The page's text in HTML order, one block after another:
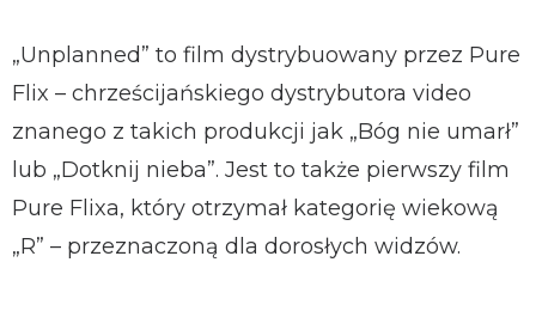
„Unplanned” to film dystrybuowany przez Pure
Flix – chrześcijańskiego dystrybutora video
znanego z takich produkcji jak „Bóg nie umarł”
lub „Dotknij nieba”. Jest to także pierwszy film
Pure Flixa, który otrzymał kategorię wiekową
„R” – przeznaczoną dla dorosłych widzów.